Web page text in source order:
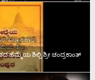
ಹೆಮ್ಮೆಯ ಶಿಲ್ಪಿ ಶ್ರೀ ಚಂದ್ರಕಾಂತ್‌